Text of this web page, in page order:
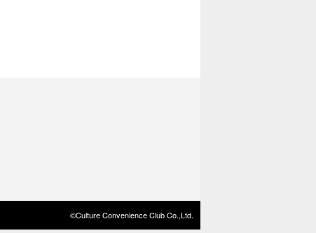
©Culture Convenience Club Co.,Ltd.